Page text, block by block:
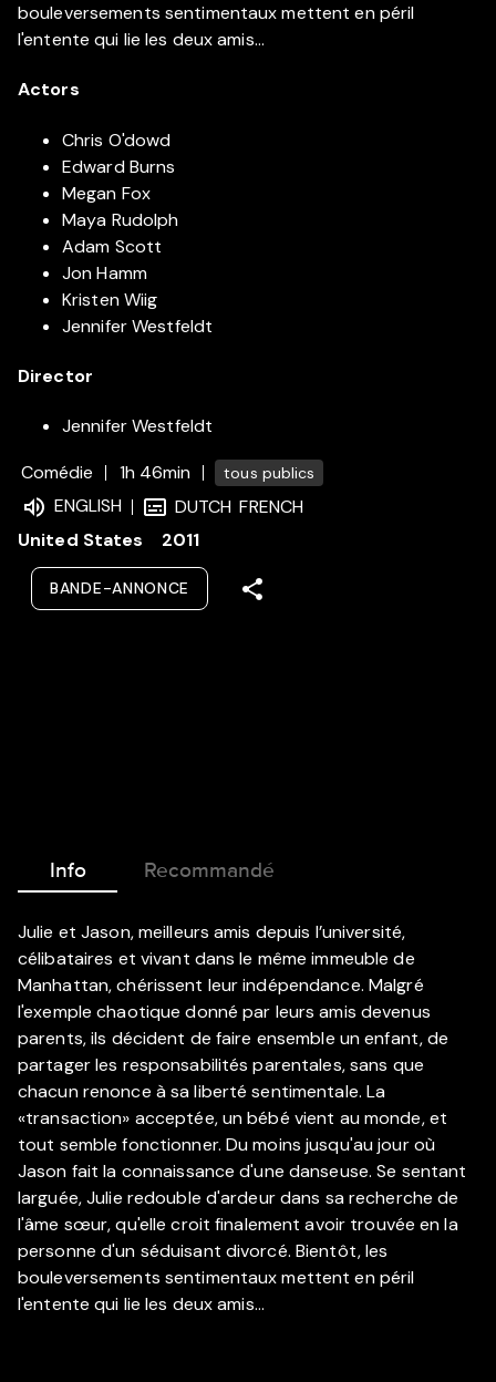
bouleversements sentimentaux mettent en péril
l'entente qui lie les deux amis…
Actors
Chris O'dowd
Edward Burns
Megan Fox
Maya Rudolph
Adam Scott
Jon Hamm
Kristen Wiig
Jennifer Westfeldt
Director
Jennifer Westfeldt
Comédie
1h 46min tous publics
ENGLISH DUTCH FRENCH
United States
2011
BANDE-ANNONCE
Info Recommandé
Julie et Jason, meilleurs amis depuis l’université,
célibataires et vivant dans le même immeuble de
Manhattan, chérissent leur indépendance. Malgré
l'exemple chaotique donné par leurs amis devenus
parents, ils décident de faire ensemble un enfant, de
partager les responsabilités parentales, sans que
chacun renonce à sa liberté sentimentale. La
«transaction» acceptée, un bébé vient au monde, et
tout semble fonctionner. Du moins jusqu'au jour où
Jason fait la connaissance d'une danseuse. Se sentant
larguée, Julie redouble d'ardeur dans sa recherche de
l'âme sœur, qu'elle croit finalement avoir trouvée en la
personne d'un séduisant divorcé. Bientôt, les
bouleversements sentimentaux mettent en péril
l'entente qui lie les deux amis…